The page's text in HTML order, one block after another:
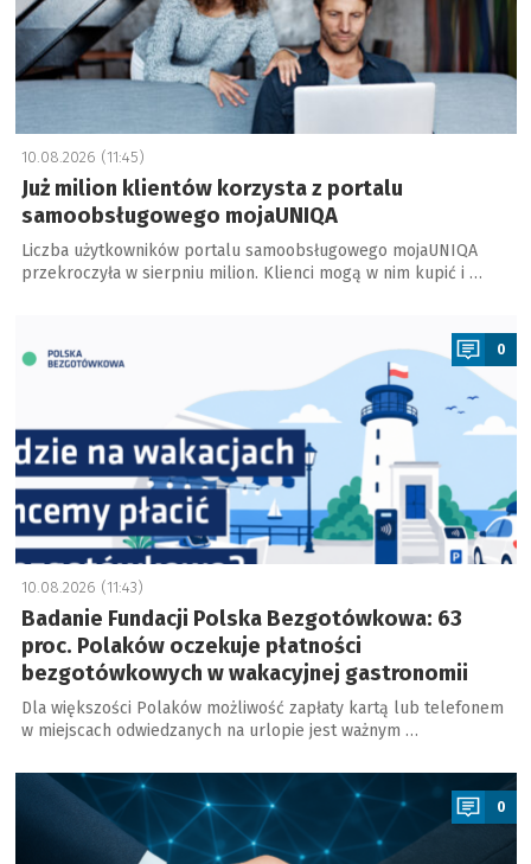
10.08.2026 (11:45)
Już milion klientów korzysta z portalu
samoobsługowego mojaUNIQA
Liczba użytkowników portalu samoobsługowego mojaUNIQA
przekroczyła w sierpniu milion. Klienci mogą w nim kupić i …
0
10.08.2026 (11:43)
Badanie Fundacji Polska Bezgotówkowa: 63
proc. Polaków oczekuje płatności
bezgotówkowych w wakacyjnej gastronomii
Dla większości Polaków możliwość zapłaty kartą lub telefonem
w miejscach odwiedzanych na urlopie jest ważnym …
a
0